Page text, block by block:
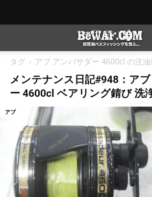
タグ アブ アンバサダー 4600cl の注
メンテナンス日記#948：ア
ー 4600cl ベアリング錆び 洗
アブ